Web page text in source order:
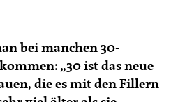
bei manchen 30-
„30 ist das neue
die es mit den Fillern